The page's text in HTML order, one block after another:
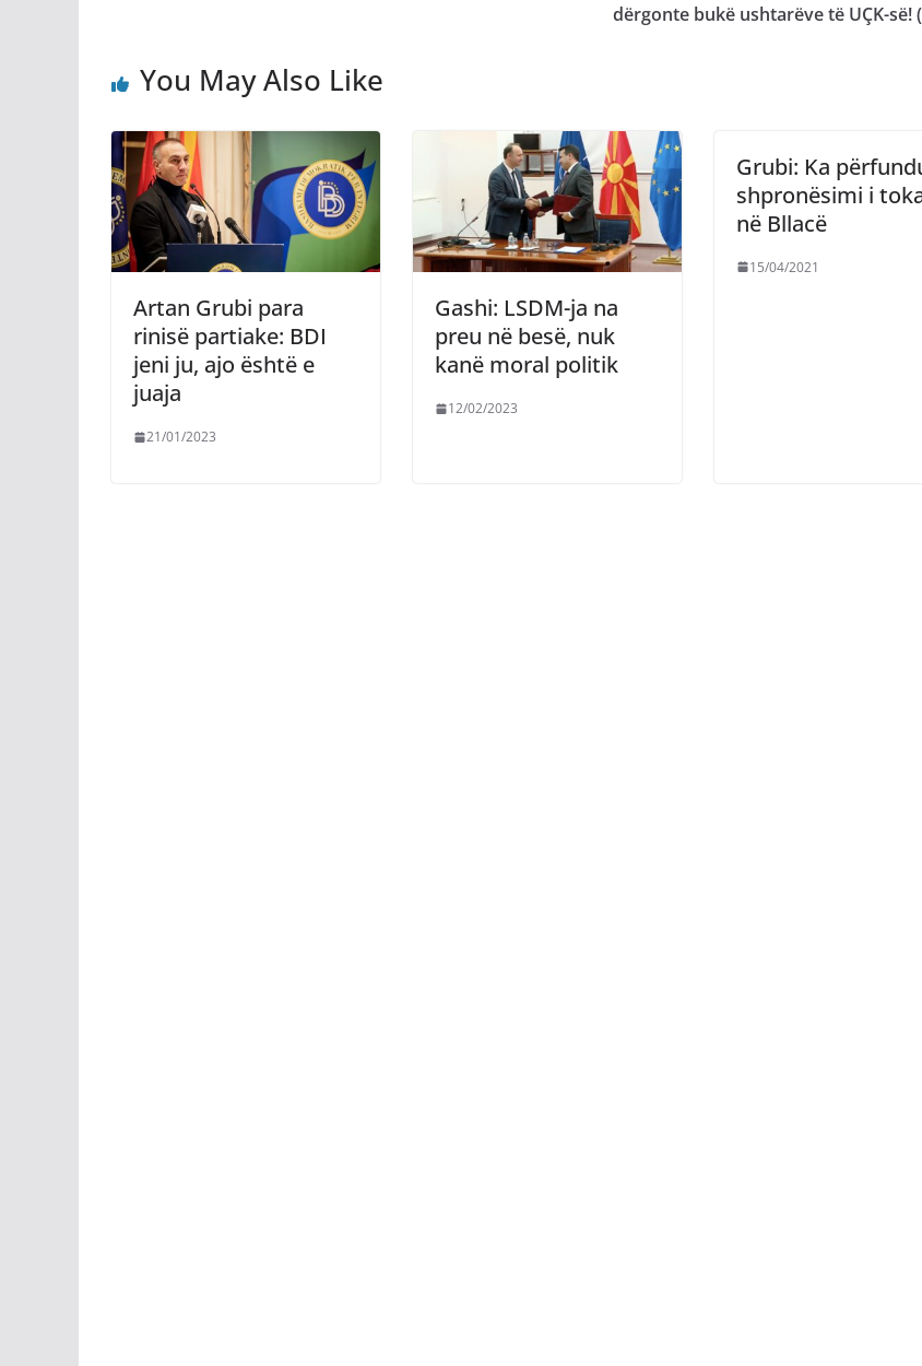
dërgonte bukë ushtarëve të UÇK-së!
You May Also Like
Artan Grubi para
rinisë partiake: BDI
jeni ju, ajo është e
juaja
21/01/2023
Gashi: LSDM-ja na
preu në besë, nuk
kanë moral politik
12/02/2023
Grubi: Ka
shpronësimi i
në Bllacë
15/04/2021